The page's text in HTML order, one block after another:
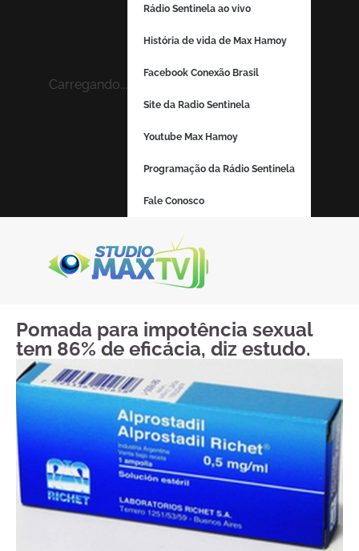
Carregando...
Rádio Sentinela ao vivo
História de vida de Max Hamoy
Facebook Conexão Brasil
Site da Radio Sentinela
Youtube Max Hamoy
Programação da Rádio Sentinela
Fale Conosco
Pomada para impotência sexual
tem 86% de eficácia, diz estudo.